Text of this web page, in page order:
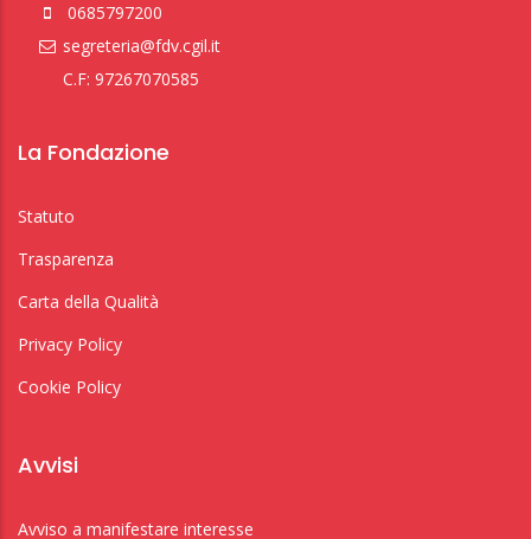
0685797200
segreteria@fdv.cgil.it
C.F: 97267070585
La Fondazione
Statuto
Trasparenza
Carta della Qualità
Privacy Policy
Cookie Policy
Avvisi
Avviso a manifestare interesse